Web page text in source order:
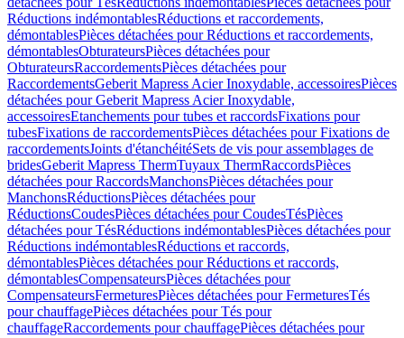
Réductions indémontablesRéductions et raccordements,
démontablesPièces détachées pour Réductions et raccordements,
démontablesObturateursPièces détachées pour
ObturateursRaccordementsPièces détachées pour
RaccordementsGeberit Mapress Acier Inoxydable, accessoiresPièces
détachées pour Geberit Mapress Acier Inoxydable,
accessoiresEtanchements pour tubes et raccordsFixations pour
tubesFixations de raccordementsPièces détachées pour Fixations de
raccordementsJoints d'étanchéitéSets de vis pour assemblages de
bridesGeberit Mapress ThermTuyaux ThermRaccordsPièces
détachées pour RaccordsManchonsPièces détachées pour
ManchonsRéductionsPièces détachées pour
RéductionsCoudesPièces détachées pour CoudesTésPièces
détachées pour TésRéductions indémontablesPièces détachées pour
Réductions indémontablesRéductions et raccords,
démontablesPièces détachées pour Réductions et raccords,
démontablesCompensateursPièces détachées pour
CompensateursFermeturesPièces détachées pour FermeturesTés
pour chauffagePièces détachées pour Tés pour
chauffageRaccordements pour chauffagePièces détachées pour